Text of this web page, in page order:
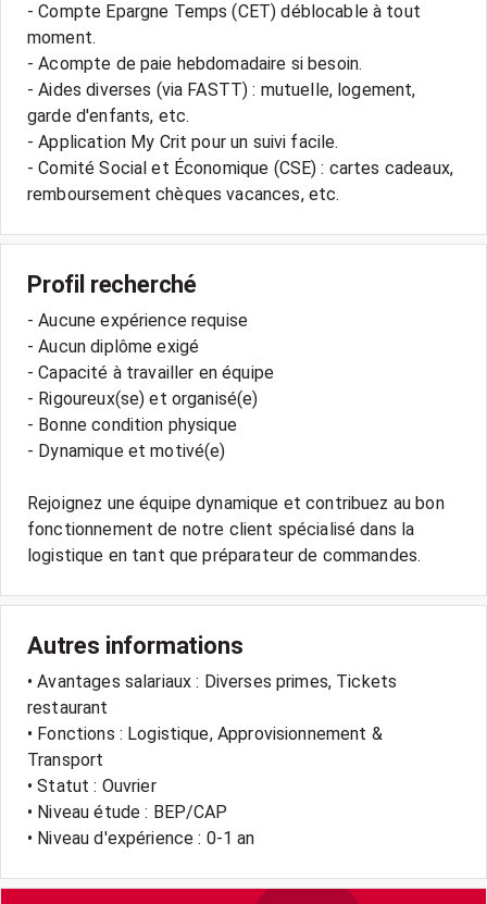
- Compte Epargne Temps (CET) déblocable à tout
moment.
- Acompte de paie hebdomadaire si besoin.
- Aides diverses (via FASTT) : mutuelle, logement,
garde d'enfants, etc.
- Application My Crit pour un suivi facile.
- Comité Social et Économique (CSE) : cartes cadeaux,
Profil recherché
- Aucune expérience requise
- Aucun diplôme exigé
- Capacité à travailler en équipe
- Rigoureux(se) et organisé(e)
- Bonne condition physique
- Dynamique et motivé(e)
Rejoignez une équipe dynamique et contribuez au bon
fonctionnement de notre client spécialisé dans la
Autres informations
• Avantages salariaux : Diverses primes, Tickets
restaurant
• Fonctions : Logistique, Approvisionnement &
Transport
• Statut : Ouvrier
• Niveau étude : BEP/CAP
• Niveau d'expérience : 0-1 an